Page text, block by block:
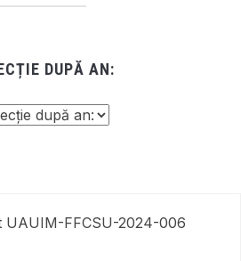
DUPĂ AN:
UAUIM-FFCSU-2024-006